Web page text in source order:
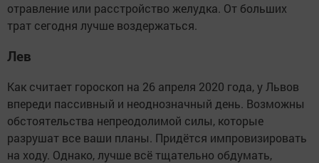
отравление или расстройство желудка. От больших
трат сегодня лучше воздержаться.
Лев
Как считает гороскоп на 26 апреля 2020 года, у Львов
впереди пассивный и неоднозначный день. Возможны
обстоятельства непреодолимой силы, которые
разрушат все ваши планы. Придётся импровизировать
на ходу. Однако, лучше всё тщательно обдумать,